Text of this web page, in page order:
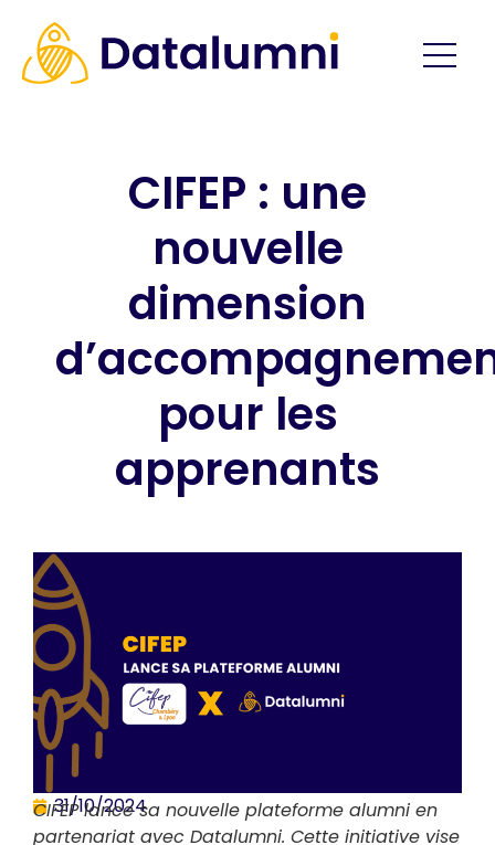
CIFEP : une
nouvelle
dimension
pour les
apprenants
31/10/2024
CIFEP lance sa nouvelle plateforme alumni en
partenariat avec Datalumni. Cette initiative vise